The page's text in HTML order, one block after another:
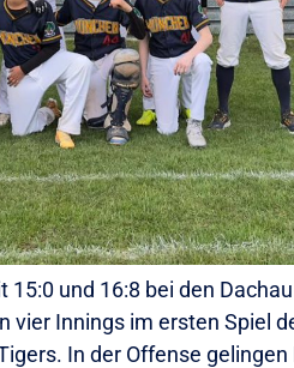
und 16:8 bei den
Innings im ersten Spiel
In der Offense